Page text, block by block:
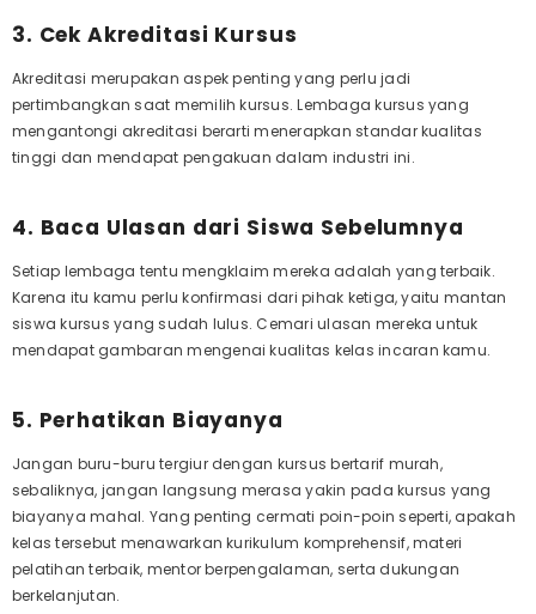
3. Cek Akreditasi Kursus
Akreditasi merupakan aspek penting yang perlu jadi
pertimbangkan saat memilih kursus. Lembaga kursus yang
mengantongi akreditasi berarti menerapkan standar kualitas
tinggi dan mendapat pengakuan dalam industri ini.
4. Baca Ulasan dari Siswa Sebelumnya
Setiap lembaga tentu mengklaim mereka adalah yang terbaik.
Karena itu kamu perlu konfirmasi dari pihak ketiga, yaitu mantan
siswa kursus yang sudah lulus. Cemari ulasan mereka untuk
mendapat gambaran mengenai kualitas kelas incaran kamu.
5. Perhatikan Biayanya
Jangan buru-buru tergiur dengan kursus bertarif murah,
sebaliknya, jangan langsung merasa yakin pada kursus yang
biayanya mahal. Yang penting cermati poin-poin seperti, apakah
kelas tersebut menawarkan kurikulum komprehensif, materi
pelatihan terbaik, mentor berpengalaman, serta dukungan
berkelanjutan.